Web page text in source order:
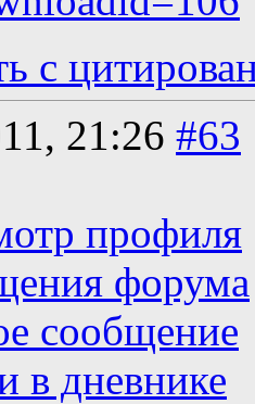
с
21:26 #63
профиля
форума
сообщение
в дневнике